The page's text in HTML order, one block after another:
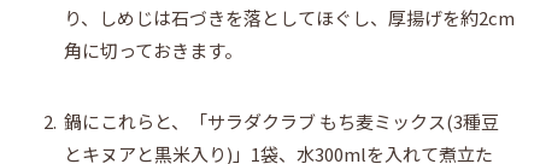
り、しめじは石づきを落としてほぐし、厚揚げを約2cm
角に切っておきます。
2. 鍋にこれらと、「サラダクラブ もち麦ミックス(3種豆
とキヌアと黒米入り)」1袋、水300mlを入れて煮立た